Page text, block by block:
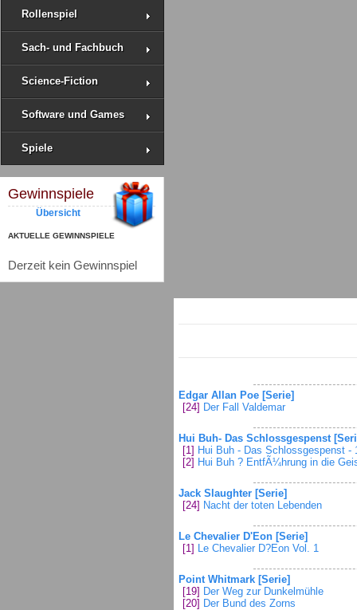
Rollenspiel
Sach- und Fachbuch
Science-Fiction
Software und Games
Spiele
Gewinnspiele
Übersicht
AKTUELLE GEWINNSPIELE
Derzeit kein Gewinnspiel
Edgar Allan Poe [Serie]
[24] Der Fall Valdemar
Hui Buh- Das Schlossgespenst
[1] Hui Buh - Das Schlossgespenst -
[2] Hui Buh ? EntfÃ¼hrung in die
Jack Slaughter [Serie]
[24] Nacht der toten Lebenden
Le Chevalier D'Eon [Serie]
[1] Le Chevalier D?Eon Vol. 1
Point Whitmark [Serie]
[19] Der Weg zur Dunkelmühle
[20] Der Bund des Zorns